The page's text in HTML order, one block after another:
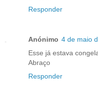
Responder
Anónimo 4 de maio
Esse já estava
Abraço
Responder